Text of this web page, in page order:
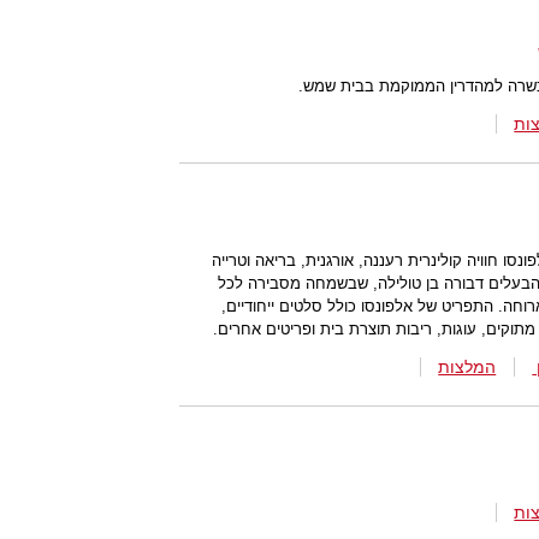
למהדרין הממוקמת בבית שמש.
חוויה קולינרית רעננה, אורגנית, בריאה וטרייה
דבורה בן טולילה, שבשמחה מסבירה לכל
התפריט של אלפונסו כולל סלטים ייחודיים,
מתוקים, עוגות, ריבות תוצרת בית ופריטים אחרים.
המלצות